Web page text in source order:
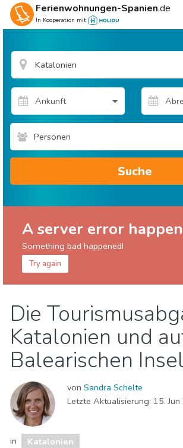
Ferienwohnungen-Spanien.de
In Kooperation mit
Personen
Suche
A server error
Something bad happened!
Try again
Essen & Restaurants
Familienspaß
Lokale Veranstaltungen
Museen &
Natur & Freizeit
Shoppen
Sport &
Strände
Unterkunft
Die
Katalonien und
Balearischen
von Sandra Schelte
Letzte Aktualisierung: 15.
in Katalonien